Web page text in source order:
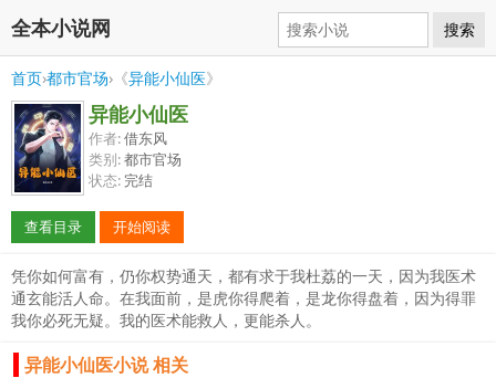
全本小说网 搜索
首页›都市官场›《异能小仙医》
异能小仙医
作者:借东风
类别:都市官场
状态: 完结
查看目录 开始阅读
凭你如何富有，仍你权势通天，都有求于我杜荔的一天，因为我医术
通玄能活人命。在我面前，是虎你得爬着，是龙你得盘着，因为得罪
我你必死无疑。我的医术能救人，更能杀人。
异能小仙医小说 相关